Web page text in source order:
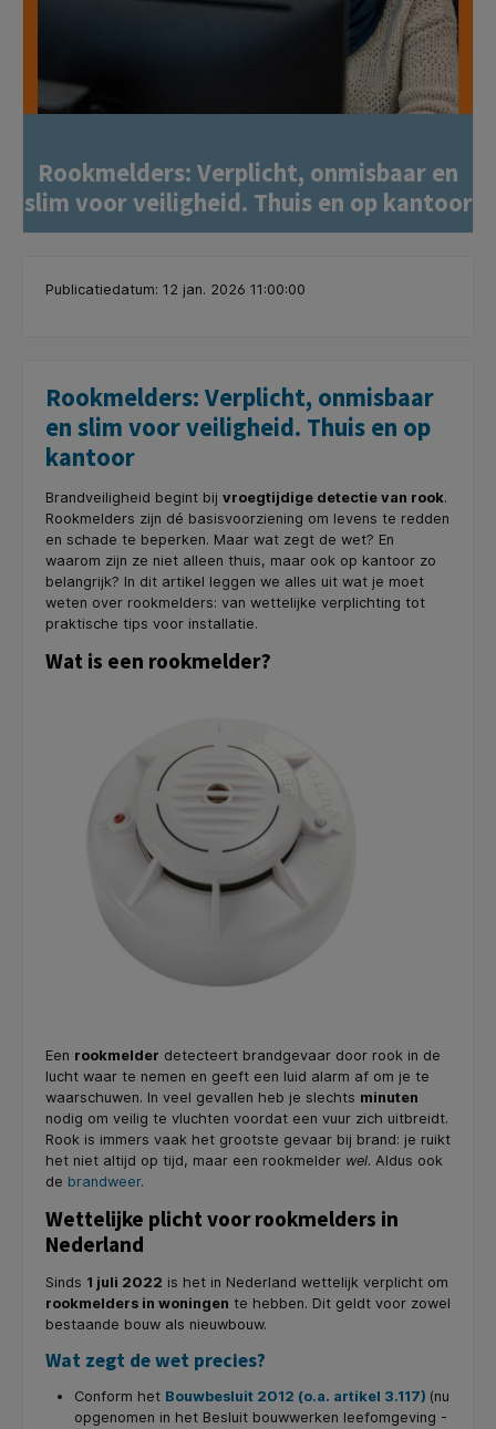
Rookmelders: Verplicht, onmisbaar en
slim voor veiligheid. Thuis en op kantoor
Publicatiedatum: 12 jan. 2026 11:00:00
Rookmelders: Verplicht, onmisbaar
en slim voor veiligheid. Thuis en op
kantoor
Brandveiligheid begint bij vroegtijdige detectie van rook.
Rookmelders zijn dé basisvoorziening om levens te redden
en schade te beperken. Maar wat zegt de wet? En
waarom zijn ze niet alleen thuis, maar ook op kantoor zo
belangrijk? In dit artikel leggen we alles uit wat je moet
weten over rookmelders: van wettelijke verplichting tot
praktische tips voor installatie.
Wat is een rookmelder?
Een rookmelder detecteert brandgevaar door rook in de
lucht waar te nemen en geeft een luid alarm af om je te
waarschuwen. In veel gevallen heb je slechts minuten
nodig om veilig te vluchten voordat een vuur zich uitbreidt.
Rook is immers vaak het grootste gevaar bij brand: je ruikt
het niet altijd op tijd, maar een rookmelder wel. Aldus ook
de brandweer.
Wettelijke plicht voor rookmelders in
Nederland
Sinds 1 juli 2022 is het in Nederland wettelijk verplicht om
rookmelders in woningen te hebben. Dit geldt voor zowel
bestaande bouw als nieuwbouw.
Wat zegt de wet precies?
Conform het Bouwbesluit 2012 (o.a. artikel 3.117) (nu
opgenomen in het Besluit bouwwerken leefomgeving -